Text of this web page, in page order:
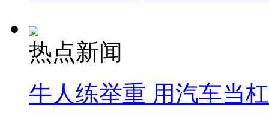
热点新闻
牛人练举重 用汽车当